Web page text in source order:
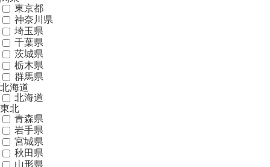
東京都
神奈川県
埼玉県
千葉県
茨城県
栃木県
群馬県
北海道
北海道
東北
青森県
岩手県
宮城県
秋田県
山形県